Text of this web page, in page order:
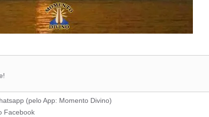
(pelo App: Momento Divino)
Facebook